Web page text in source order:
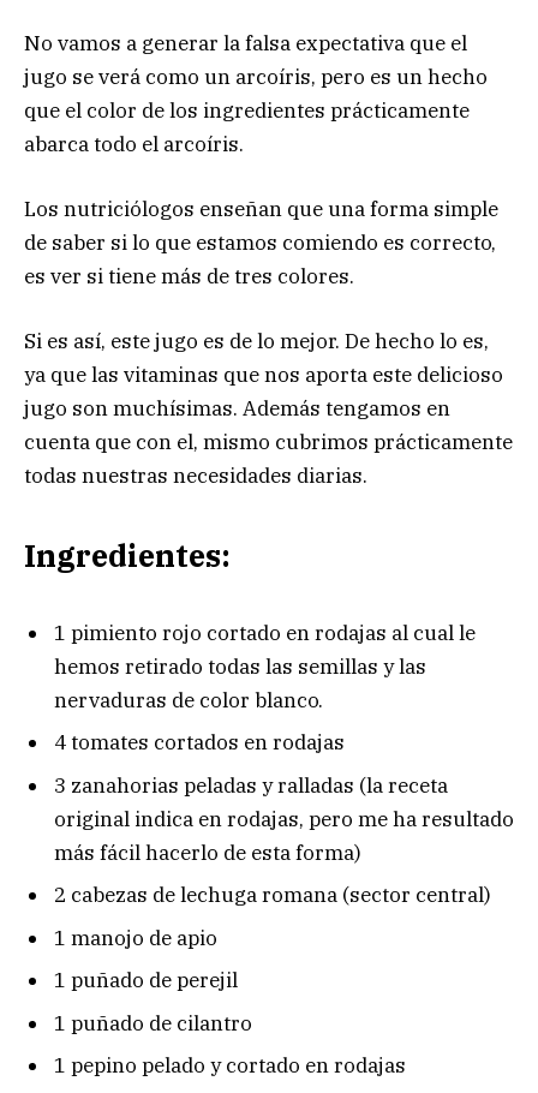
No vamos a generar la falsa expectativa que el
jugo se verá como un arcoíris, pero es un hecho
que el color de los ingredientes prácticamente
abarca todo el arcoíris.
Los nutriciólogos enseñan que una forma simple
de saber si lo que estamos comiendo es correcto,
es ver si tiene más de tres colores.
Si es así, este jugo es de lo mejor. De hecho lo es,
ya que las vitaminas que nos aporta este delicioso
jugo son muchísimas. Además tengamos en
cuenta que con el, mismo cubrimos prácticamente
todas nuestras necesidades diarias.
Ingredientes:
1 pimiento rojo cortado en rodajas al cual le
hemos retirado todas las semillas y las
nervaduras de color blanco.
4 tomates cortados en rodajas
3 zanahorias peladas y ralladas (la receta
original indica en rodajas, pero me ha resultado
más fácil hacerlo de esta forma)
2 cabezas de lechuga romana (sector central)
1 manojo de apio
1 puñado de perejil
1 puñado de cilantro
1 pepino pelado y cortado en rodajas